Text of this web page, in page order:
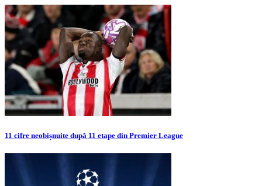
11 cifre neobișnuite după 11 etape din Premier League